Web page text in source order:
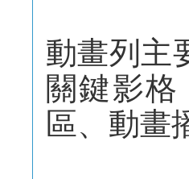
動畫列主
關鍵影
區、動畫